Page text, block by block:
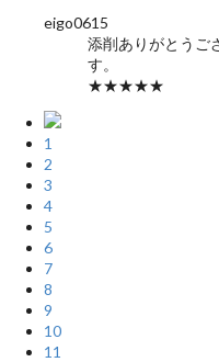
eigo0615
添削ありがとうご
す。
★★★★★
1
2
3
4
5
6
7
8
9
10
11